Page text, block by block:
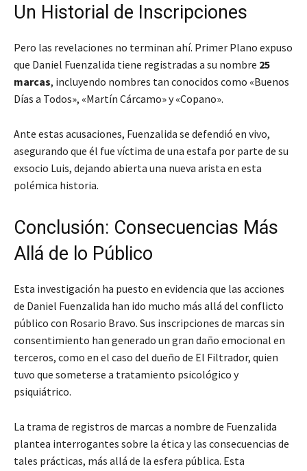
Un Historial de Inscripciones
Pero las revelaciones no terminan ahí. Primer Plano expuso
que Daniel Fuenzalida tiene registradas a su nombre 25
marcas, incluyendo nombres tan conocidos como «Buenos
Días a Todos», «Martín Cárcamo» y «Copano».
Ante estas acusaciones, Fuenzalida se defendió en vivo,
asegurando que él fue víctima de una estafa por parte de su
exsocio Luis, dejando abierta una nueva arista en esta
polémica historia.
Conclusión: Consecuencias Más
Allá de lo Público
Esta investigación ha puesto en evidencia que las acciones
de Daniel Fuenzalida han ido mucho más allá del conflicto
público con Rosario Bravo. Sus inscripciones de marcas sin
consentimiento han generado un gran daño emocional en
terceros, como en el caso del dueño de El Filtrador, quien
tuvo que someterse a tratamiento psicológico y
psiquiátrico.
La trama de registros de marcas a nombre de Fuenzalida
plantea interrogantes sobre la ética y las consecuencias de
tales prácticas, más allá de la esfera pública. Esta